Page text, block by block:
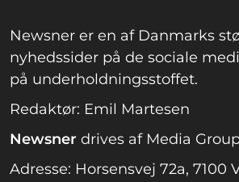
Newsner er en af Danmarks
nyhedssider på de sociale
på underholdningsstoffet.
Redaktør: Emil Martesen
Newsner drives af Media
Adresse: Horsensvej 72a, 7100